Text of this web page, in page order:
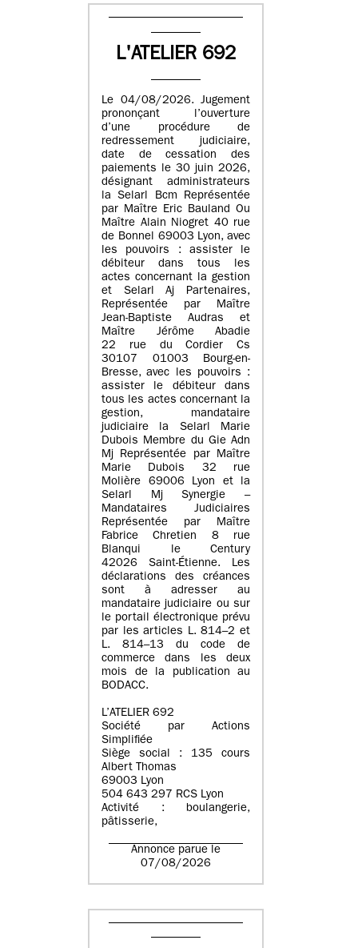
L'ATELIER 692
Le 04/08/2026. Jugement
prononçant l’ouverture
d’une procédure de
redressement judiciaire,
date de cessation des
paiements le 30 juin 2026,
désignant administrateurs
la Selarl Bcm Représentée
par Maître Eric Bauland Ou
Maître Alain Niogret 40 rue
de Bonnel 69003 Lyon, avec
les pouvoirs : assister le
débiteur dans tous les
actes concernant la gestion
et Selarl Aj Partenaires,
Représentée par Maître
Jean-Baptiste Audras et
Maître Jérôme Abadie
22 rue du Cordier Cs
30107 01003 Bourg-en-
Bresse, avec les pouvoirs :
assister le débiteur dans
tous les actes concernant la
gestion, mandataire
judiciaire la Selarl Marie
Dubois Membre du Gie Adn
Mj Représentée par Maître
Marie Dubois 32 rue
Molière 69006 Lyon et la
Selarl Mj Synergie –
Mandataires Judiciaires
Représentée par Maître
Fabrice Chretien 8 rue
Blanqui le Century
42026 Saint-Étienne. Les
déclarations des créances
sont à adresser au
mandataire judiciaire ou sur
le portail électronique prévu
par les articles L. 814–2 et
L. 814–13 du code de
commerce dans les deux
mois de la publication au
BODACC.
L’ATELIER 692
Société par Actions
Simplifiée
Siège social : 135 cours
Albert Thomas
69003 Lyon
504 643 297 RCS Lyon
Activité : boulangerie,
pâtisserie,
Annonce parue le
07/08/2026